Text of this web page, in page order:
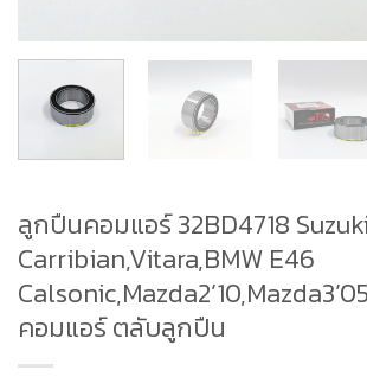
ลูกปืนคอมแอร์ 32BD4718 Suzuki
Carribian,Vitara,BMW E46
คอมแอร์ ตลับลูกปืน